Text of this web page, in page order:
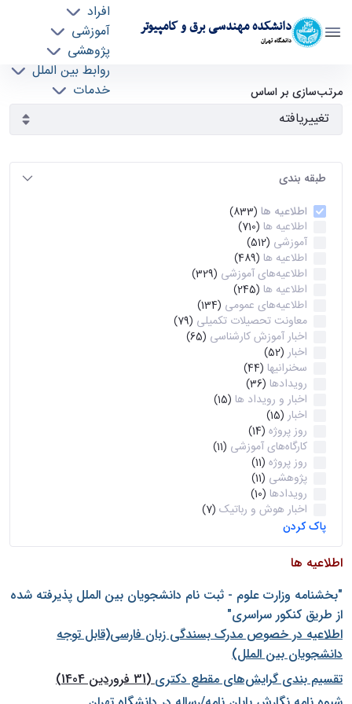
دانشکده مهندسی برق و کامپیوتر
دانشگاه تهران
افراد
آموزشی
پژوهشی
روابط بین الملل
خدمات
آرشیو اطلاعیه ها - ece- دانشکده مهندسی برق و
کامپیوتر
مرتب‌سازی بر اساس
طبقه بندی
اطلاعیه ها (833)
اطلاعیه ها (710)
آموزشی (512)
اطلاعیه ها (489)
اطلاعیه‌های‌ آموزشی (329)
اطلاعیه ها (245)
اطلاعیه‌های عمومی (134)
معاونت تحصیلات تکمیلی (79)
اخبار آموزش کارشناسی (65)
اخبار (52)
سخنرانیها (44)
رویدادها (36)
اخبار و رویداد ها (15)
اخبار (15)
روز پروژه (14)
کارگاه‌های آموزشی (11)
روز پروژه (11)
پژوهشی (11)
رویدادها (10)
اخبار هوش و رباتیک (7)
پاک کردن
اطلاعیه ها
"بخشنامه وزارت علوم - ثبت نام دانشجويان بين الملل پذيرفته شده
از طريق كنكور سراسری"
اطلاعیه در خصوص مدرک بسندگی زبان فارسی(قابل توجه
دانشجویان بین الملل)
تقسیم بندی گرایش‌های مقطع دکتری(31 فروردین 1404)